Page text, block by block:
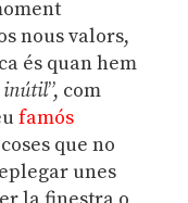
nous valors,
és quan hem
inútil”, com
famós
que no
unes